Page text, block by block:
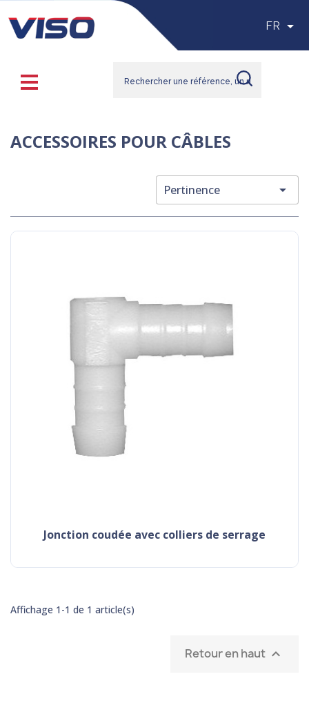
FR 
ACCESSOIRES POUR CÂBLES
Pertinence 
jonction coudée avec colliers de serrage
Affichage 1-1 de 1 article(s)
Retour en haut 